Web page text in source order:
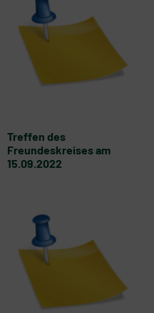
Treffen des
Freundeskreises am
15.09.2022